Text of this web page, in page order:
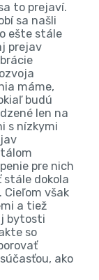
to prejaví.
sa našli
ešte stále
prejav
máme,
budú
len na
s nízkymi
pre nich
stále dokola
Cieľom však
a tiež
bytosti
so
ako